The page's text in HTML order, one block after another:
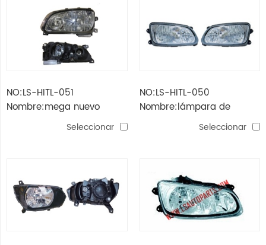
NO:LS-HITL-051
Nombre:mega nuevo
guardabosques vilidus
Seleccionar
NO:LS-HITL-050
Nombre:lámpara de
cabeza mega new ranger
Seleccionar